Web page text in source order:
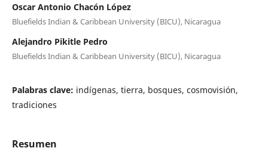
Oscar Antonio Chacón López
Bluefields Indian & Caribbean University (BICU), Nicaragua
Alejandro Pikitle Pedro
Bluefields Indian & Caribbean University (BICU), Nicaragua
Palabras clave: indígenas, tierra, bosques, cosmovisión,
tradiciones
Resumen